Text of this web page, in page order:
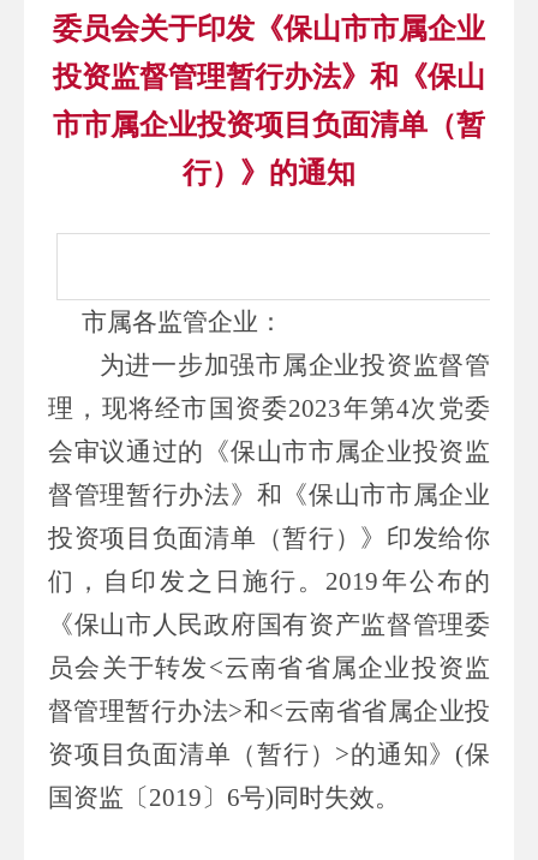
委员会关于印发《保山市市属企业
投资监督管理暂行办法》和《保山
市市属企业投资项目负面清单（暂
行）》的通知
市属各监管企业：
为进一步加强市属企业投资监督管
理，现将经市国资委2023年第4次党委
会审议通过的 《保山市市属企业投资监
督管理暂行办法》和《保山市市属企业
投资项目负面清单（暂行）》印发给你
们，自印发之日施行。 2019年公布的
《保山市人民政府国有资产监督管理委
员会关于转发<云南省省属企业投资监
督管理暂行办法>和<云南省省属企业投
资项目负面清单（暂行） >的通知》 (保
国资监 〔2019〕 6号)同时失效。